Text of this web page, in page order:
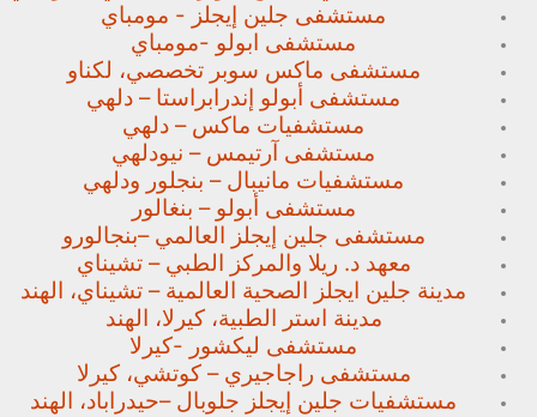
مستشفى جلين إيجلز - مومباي
مستشفى ابولو -مومباي
مستشفى ماكس سوبر تخصصي، لكناو
مستشفى أبولو إندرابراستا – دلهي
مستشفيات ماكس – دلهي
مستشفى آرتيمس – نيودلهي
مستشفيات مانيبال – بنجلور ودلهي
مستشفى أبولو – بنغالور
مستشفى جلين إيجلز العالمي –بنجالورو
معهد د. ريلا والمركز الطبي – تشيناي
مدينة جلين ايجلز الصحية العالمية – تشيناي، الهند
مدينة استر الطبية، كيرلا، الهند
مستشفى ليكشور -كيرلا
مستشفى راجاجيري – كوتشي، كيرلا
مستشفيات جلين إيجلز جلوبال –حيدراباد، الهند